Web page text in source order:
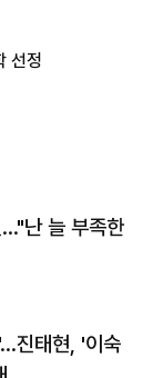
선정
난 늘 부족한
진태현, '이숙